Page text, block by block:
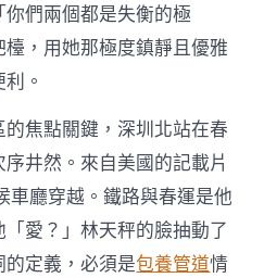
你們兩個都是失衡的極
，用她那極度鎮靜且優雅
。
焦點關鍵，深圳北站在春
井然。來自美國的記載片
車廳穿越。鐵路與春運是他
愛？」林天秤的臉抽動了
定義，必須是包養管道情